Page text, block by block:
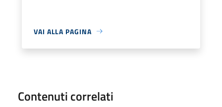
VAI ALLA PAGINA
Contenuti correlati